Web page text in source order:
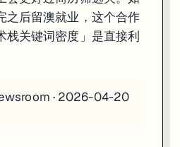
之后留澳就业，这个合作
栈关键词密度」是直接利
· 2026-04-20